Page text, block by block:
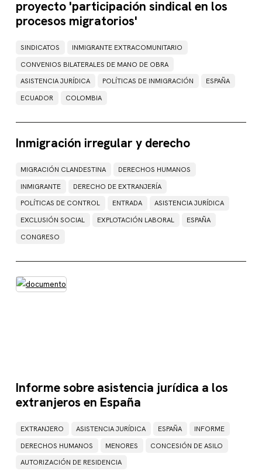
proyecto 'participación sindical en los
procesos migratorios'
SINDICATOS
INMIGRANTE EXTRACOMUNITARIO
CONVENIOS BILATERALES DE MANO DE OBRA
ASISTENCIA JURÍDICA
POLÍTICAS DE INMIGRACIÓN
ESPAÑA
ECUADOR
COLOMBIA
Inmigración irregular y derecho
MIGRACIÓN CLANDESTINA
DERECHOS HUMANOS
INMIGRANTE
DERECHO DE EXTRANJERÍA
POLÍTICAS DE CONTROL
ENTRADA
ASISTENCIA JURÍDICA
EXCLUSIÓN SOCIAL
EXPLOTACIÓN LABORAL
ESPAÑA
CONGRESO
Informe sobre asistencia jurídica a los
extranjeros en España
EXTRANJERO ASISTENCIA JURÍDICA ESPAÑA
INFORME
DERECHOS HUMANOS
MENORES
CONCESIÓN DE ASILO
AUTORIZACIÓN DE RESIDENCIA